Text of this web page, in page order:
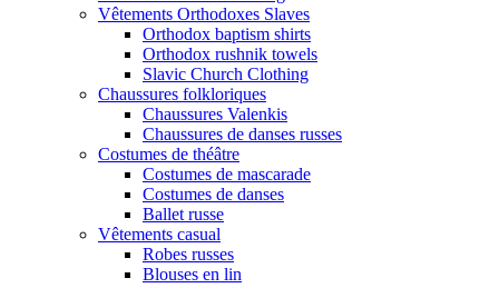
Vêtements Orthodoxes Slaves
Orthodox baptism shirts
Orthodox rushnik towels
Slavic Church Clothing
Chaussures folkloriques
Chaussures Valenkis
Chaussures de danses russes
Costumes de théâtre
Costumes de mascarade
Costumes de danses
Ballet russe
Vêtements casual
Robes russes
Blouses en lin